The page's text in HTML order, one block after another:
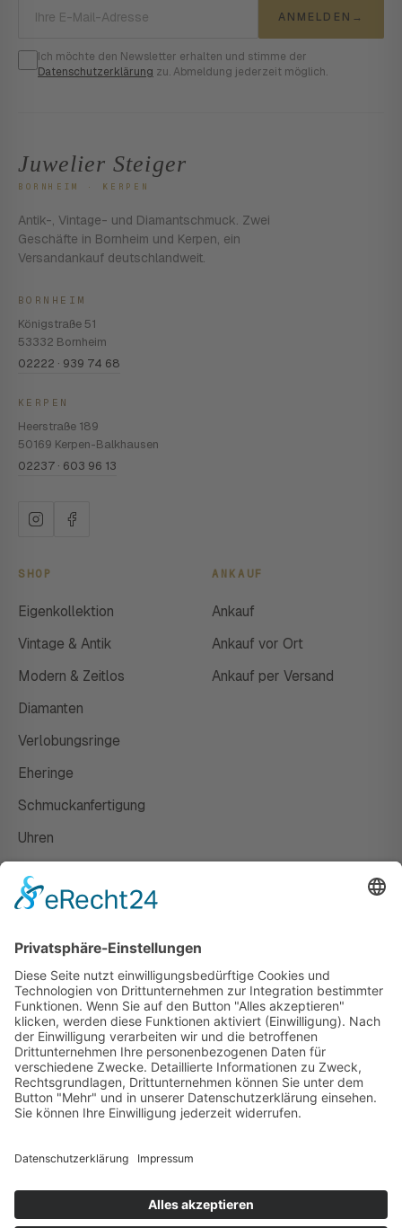
ANMELDEN →
Ich möchte den Newsletter erhalten und stimme der
Datenschutzerklärung zu. Abmeldung jederzeit möglich.
Juwelier Steiger
BORNHEIM · KERPEN
Antik-, Vintage- und Diamantschmuck. Zwei
Geschäfte in Bornheim und Kerpen, ein
Versandankauf deutschlandweit.
BORNHEIM
Königstraße 51
53332 Bornheim
02222 · 939 74 68
KERPEN
Heerstraße 189
50169 Kerpen-Balkhausen
02237 · 603 96 13
SHOP
Eigenkollektion
Vintage & Antik
Modern & Zeitlos
Diamanten
Verlobungsringe
Eheringe
Schmuckanfertigung
Uhren
ANKAUF
Ankauf
Ankauf vor Ort
Ankauf per Versand
Susanne Steiger
Geschäfte
Newsletter
Kontakt
© 2026 JUWELIER STEIGER
VERTRAG WIDERRUFEN